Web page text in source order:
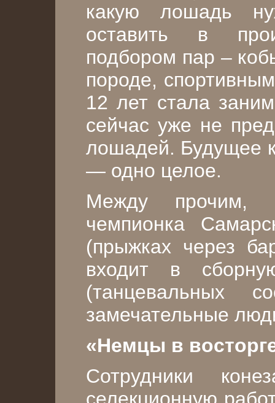
какую лошадь
оставить в
подбором пар –
породе,
12 лет стала
сейчас уже не
лошадей. Будущее
— одно целое.
Между прочим,
чемпионка
(прыжках через
входит в
(танцевальных
замечательные
«Немцы в
Сотрудники